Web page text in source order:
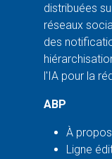
distribuées
réseaux
des
l'IA pour la
ABP
À propos
Ligne